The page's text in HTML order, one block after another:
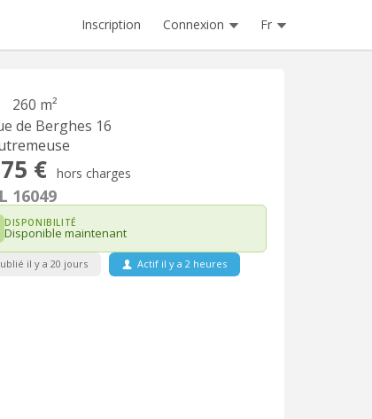
Inscription Connexion Fr
260 m²
de Berghes 16
€ hors charges
16049
DISPONIBILITÉ
Disponible maintenant
il y a 20 jours Actif il y a 2 heures